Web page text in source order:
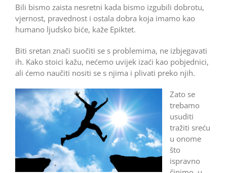
Bili bismo zaista nesretni kada bismo izgubili dobrotu,
vjernost, pravednost i ostala dobra koja imamo kao
humano ljudsko biće, kaže Epiktet.
Biti sretan znači suočiti se s problemima, ne izbjegavati
ih. Kako stoici kažu, nećemo uvijek izaći kao pobjednici,
ali ćemo naučiti nositi se s njima i plivati preko njih.
Zato se
trebamo
usuditi
tražiti sreću
u onome
što
ispravno